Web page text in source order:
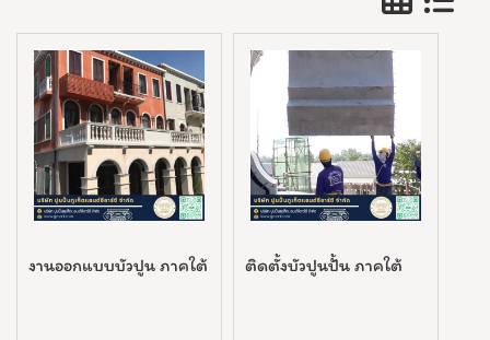
งานออกแบบบัวปูน ภาคใต้ ติดตั้งบัวปูนปั้น ภาคใต้